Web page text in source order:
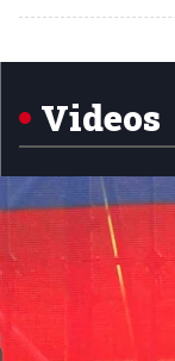
1
Videos